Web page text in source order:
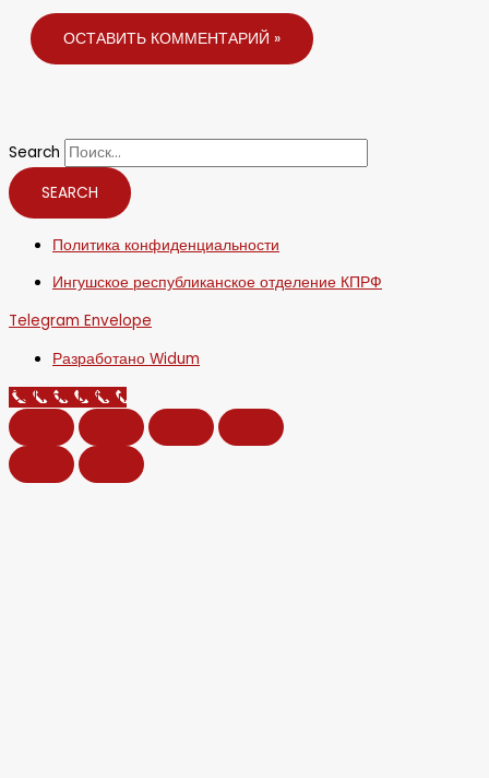
Search
SEARCH
Политика конфиденциальности
Ингушское республиканское отделение КПРФ
Telegram Envelope
Разработано Widum
Call Now Button